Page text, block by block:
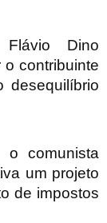
Dino
contribuinte
desequilíbrio
comunista
um projeto
de impostos